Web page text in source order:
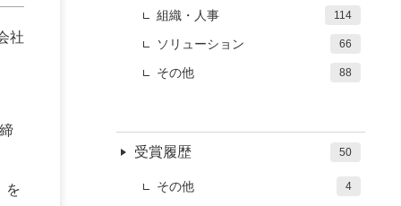
社
を
組織・人事 114
ソリューション 66
その他 88
受賞履歴 50
その他 4